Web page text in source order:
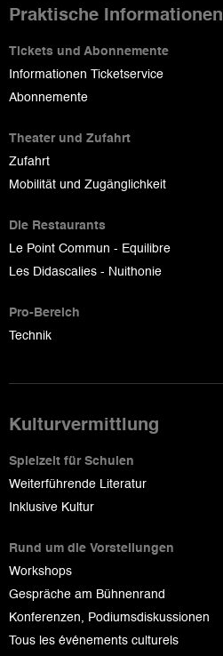
Praktische Informationen
Tickets und Abonnemente
Informationen Ticketservice
Abonnemente
Theater und Zufahrt
Zufahrt
Mobilität und Zugänglichkeit
Die Restaurants
Le Point Commun - Equilibre
Les Didascalies - Nuithonie
Pro-Bereich
Technik
Kulturvermittlung
Spielzeit für Schulen
Weiterführende Literatur
Inklusive Kultur
Rund um die Vorstellungen
Workshops
Gespräche am Bühnenrand
Konferenzen, Podiumsdiskussionen
Tous les événements culturels